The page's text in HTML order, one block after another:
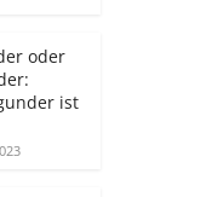
oder
ist